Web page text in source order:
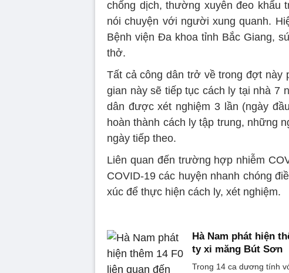
chống dịch, thường xuyên đeo khẩu
nói chuyện với người xung quanh.
Bệnh viện Đa khoa tỉnh Bắc Giang,
thở.
Tất cả công dân trở về trong đợt này
gian này sẽ tiếp tục cách ly tại nhà 7
dân được xét nghiệm 3 lần (ngày
hoàn thành cách ly tập trung, những
ngày tiếp theo.
Liên quan đến trường hợp nhiễm
COVID-19 các huyện nhanh chóng
xúc để thực hiện cách ly, xét nghiệm.
Hà Nam phát hiện
ty xi măng Bút Sơn
Trong 14 ca dương tính